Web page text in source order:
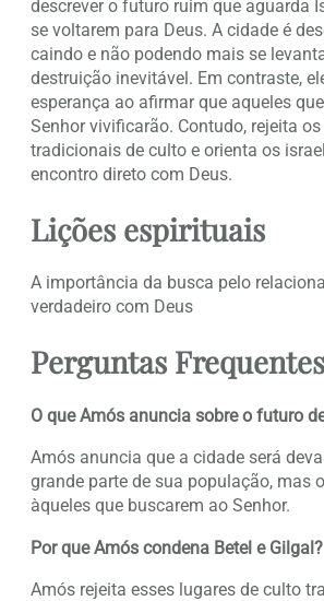
descrever o futuro ruim que aguarda
se voltarem para Deus. A cidade é
caindo e não podendo mais se
destruição inevitável. Em contraste,
esperança ao afirmar que aqueles
Senhor vivificarão. Contudo, rejeita
tradicionais de culto e orienta os
encontro direto com Deus.
Lições espirituais
A importância da busca pelo
verdadeiro com Deus
Perguntas Frequentes
O que Amós anuncia sobre o futuro
Amós anuncia que a cidade será
grande parte de sua população, mas
àqueles que buscarem ao Senhor.
Por que Amós condena Betel e Gilgal?
Amós rejeita esses lugares de culto